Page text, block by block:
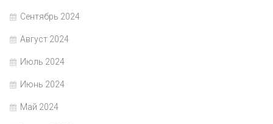
Сентябрь 2024
Август 2024
Июль 2024
Июнь 2024
Май 2024